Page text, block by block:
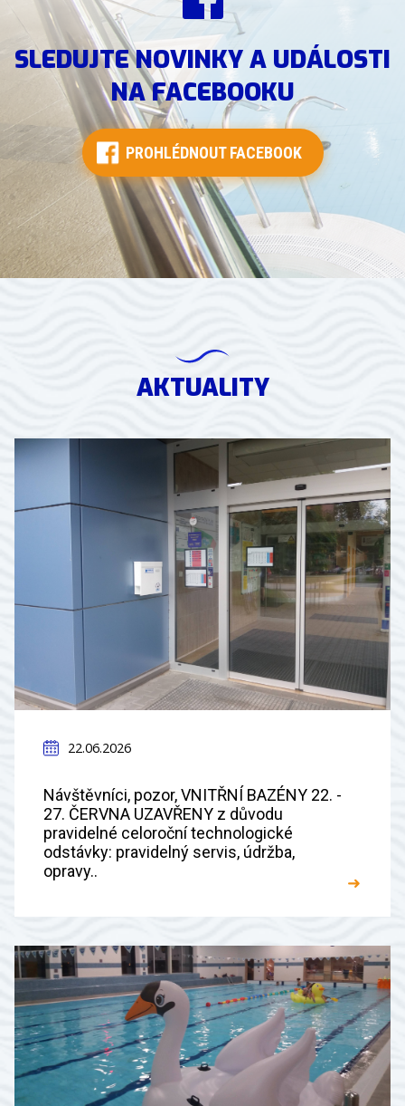
SLEDUJTE NOVINKY A UDÁLOSTI
NA FACEBOOKU
PROHLÉDNOUT FACEBOOK
AKTUALITY
22.06.2026
Návštěvníci, pozor, VNITŘNÍ BAZÉNY 22. -
27. ČERVNA UZAVŘENY z důvodu
pravidelné celoroční technologické
odstávky: pravidelný servis, údržba,
opravy..
➜